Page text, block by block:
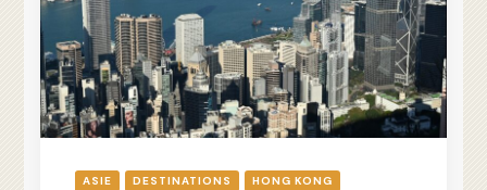
ASIE DESTINATIONS
HONG KONG